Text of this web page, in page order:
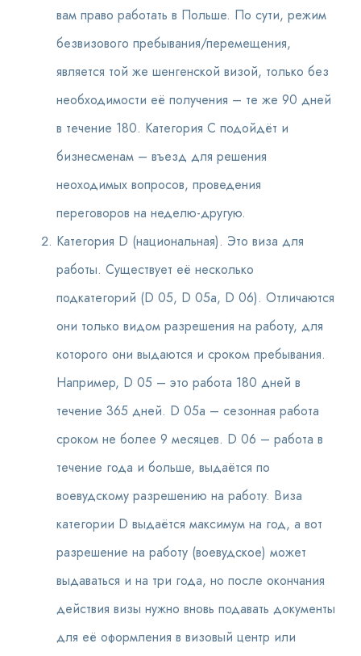
вам право работать в Польше. По сути, режим
безвизового пребывания/перемещения,
является той же шенгенской визой, только без
необходимости её получения – те же 90 дней
в течение 180. Категория С подойдёт и
бизнесменам – въезд для решения
неоходимых вопросов, проведения
переговоров на неделю-другую.
Категория D (национальная). Это виза для
работы. Существует её несколько
подкатегорий (D 05, D 05a, D 06). Отличаются
они только видом разрешения на работу, для
которого они выдаются и сроком пребывания.
Например, D 05 – это работа 180 дней в
течение 365 дней. D 05a – сезонная работа
сроком не более 9 месяцев. D 06 – работа в
течение года и больше, выдаётся по
воевудскому разрешению на работу. Виза
категории D выдаётся максимум на год, а вот
разрешение на работу (воевудское) может
выдаваться и на три года, но после окончания
действия визы нужно вновь подавать документы
для её оформления в визовый центр или